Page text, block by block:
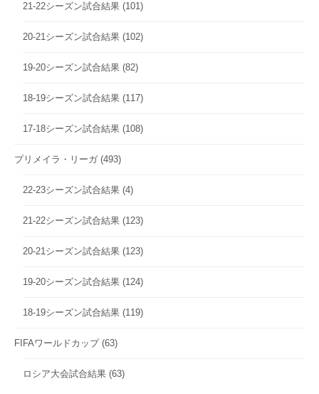
21-22シーズン試合結果 (101)
20-21シーズン試合結果 (102)
19-20シーズン試合結果 (82)
18-19シーズン試合結果 (117)
17-18シーズン試合結果 (108)
プリメイラ・リーガ (493)
22-23シーズン試合結果 (4)
21-22シーズン試合結果 (123)
20-21シーズン試合結果 (123)
19-20シーズン試合結果 (124)
18-19シーズン試合結果 (119)
FIFAワールドカップ(63)
ロシア大会試合結果 (63)